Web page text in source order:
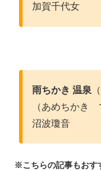
加賀千代女
雨ちかき 温泉
（あめちかき
沼波瓊音
※こちらの記事もおす